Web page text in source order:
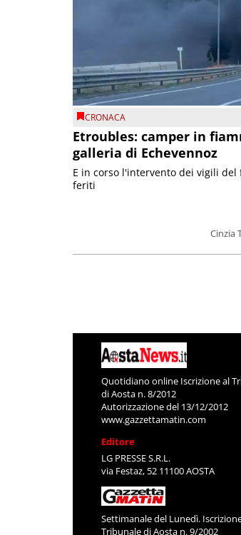
CRONACA
Etroubles: camper in
galleria di Echevennoz
Cinzia
E in corso l'intervento dei vigili del
feriti
Quotidiano online Iscrizione al
di Aosta n. 8/2012
Autorizzazione del 13/12/2012
www.gazzettamatin.com
Editore
LG PRESSE S.R.L.
via Festaz, 52 11100 AOSTA
Settimanale del Lunedì.
Tribunale di Aosta n. 9/2002